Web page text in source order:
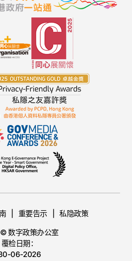
重要告示
私隐政策
数字政策办公室
覆检日期：
06-2026